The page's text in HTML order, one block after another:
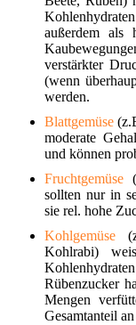
außerdem als
verstärkter
(wenn
werden.
Blattgemüse
moderate
und können
Fruchtgemüse
sollten nur in
sie rel. hohe
Kohlgemüse
Kohlrabi)
Rübenzucker
Mengen
Gesamtanteil